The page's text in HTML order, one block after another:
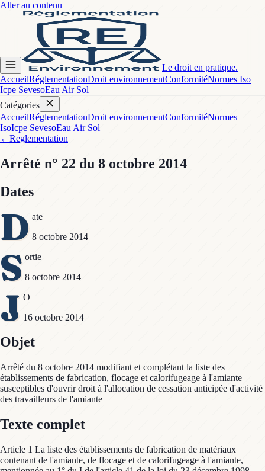
Aller au contenu
Le droit en pratique.
AccueilRéglementationDroit environnementConformitéNormes Iso
Icpe SevesoEau Air Sol
Catégories
AccueilRéglementationDroit environnementConformitéNormes
IsoIcpe SevesoEau Air Sol
←Reglementation
Arrêté n° 22 du 8 octobre 2014
Dates
D ate
8 octobre 2014
S ortie
8 octobre 2014
J O
16 octobre 2014
Objet
Arrêté du 8 octobre 2014 modifiant et complétant la liste des
établissements de fabrication, flocage et calorifugeage à l'amiante
susceptibles d'ouvrir droit à l'allocation de cessation anticipée d'activité
des travailleurs de l'amiante
Texte complet
Article 1 La liste des établissements de fabrication de matériaux
contenant de l'amiante, de flocage et de calorifugeage à l'amiante,